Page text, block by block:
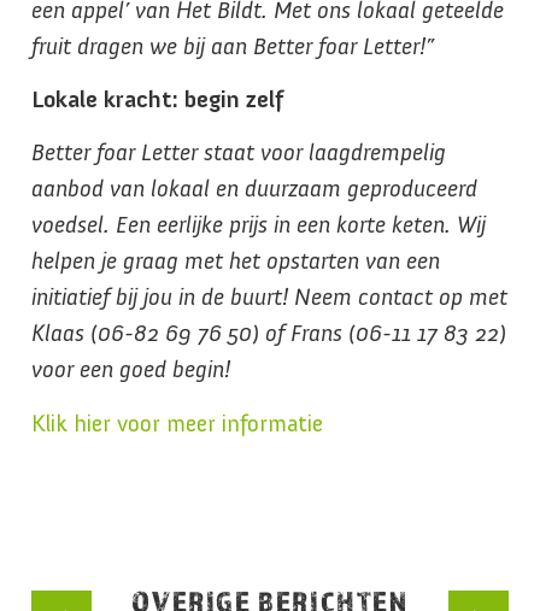
een appel’ van Het Bildt. Met ons lokaal geteelde
fruit dragen we bij aan Better foar Letter!”
Lokale kracht: begin zelf
Better foar Letter staat voor laagdrempelig
aanbod van lokaal en duurzaam geproduceerd
voedsel. Een eerlijke prijs in een korte keten. Wij
helpen je graag met het opstarten van een
initiatief bij jou in de buurt! Neem contact op met
Klaas (06-82 69 76 50) of Frans (06-11 17 83 22)
voor een goed begin!
Klik hier voor meer informatie
OVERIGE BERICHTEN